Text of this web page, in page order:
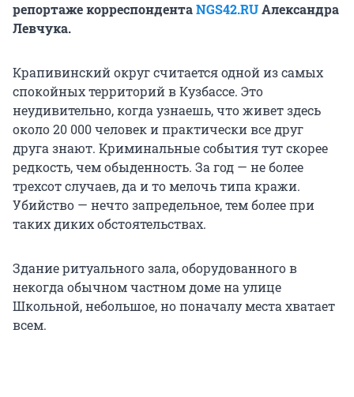
репортаже корреспондентаNGS42.RUАлександра
Левчука.
Крапивинский округ считается одной из самых
спокойных территорий в Кузбассе. Это
неудивительно, когда узнаешь, что живет здесь
около 20 000 человек и практически все друг
друга знают. Криминальные события тут скорее
редкость, чем обыденность. За год — не более
трехсот случаев, да и то мелочь типа кражи.
Убийство — нечто запредельное, тем более при
таких диких обстоятельствах.
Здание ритуального зала, оборудованного в
некогда обычном частном доме на улице
Школьной, небольшое, но поначалу места хватает
всем.